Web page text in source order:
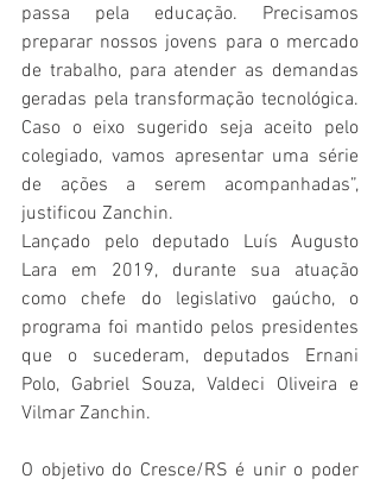
passa pela educação. Precisamos
preparar nossos jovens para o mercado
de trabalho, para atender as demandas
geradas pela transformação tecnológica.
Caso o eixo sugerido seja aceito pelo
colegiado, vamos apresentar uma série
de ações a serem acompanhadas”,
justificou Zanchin.
Lançado pelo deputado Luís Augusto
Lara em 2019, durante sua atuação
como chefe do legislativo gaúcho, o
programa foi mantido pelos presidentes
que o sucederam, deputados Ernani
Polo, Gabriel Souza, Valdeci Oliveira e
Vilmar Zanchin.
O objetivo do Cresce/RS é unir o poder